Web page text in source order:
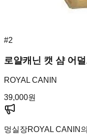
#2
로얄캐닌 캣 샴 어
ROYAL CANIN
39,000원
멍실장ROYAL CANIN